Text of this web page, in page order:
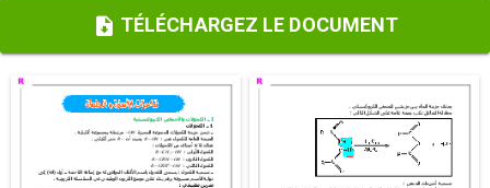
TÉLÉCHARGEZ LE DOCUMENT